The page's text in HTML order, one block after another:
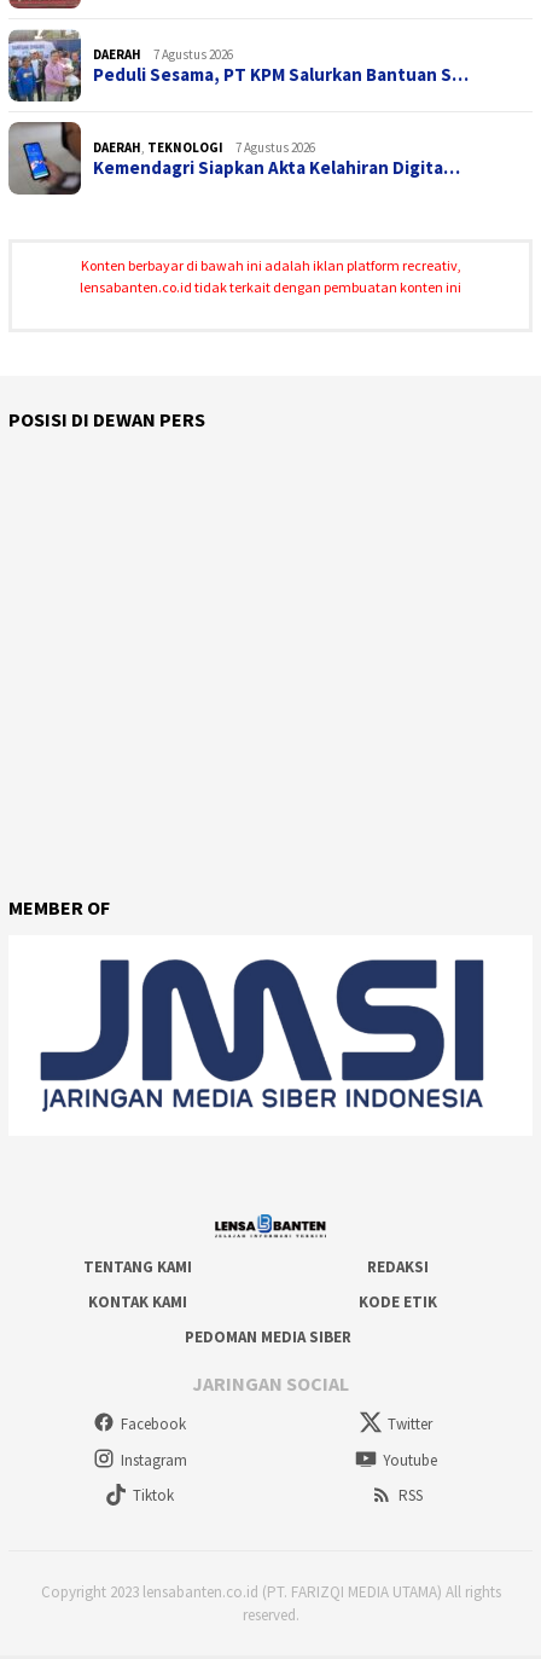
DAERAH 7 Agustus 2026
Peduli Sesama, PT KPM Salurkan Bantuan S…
DAERAH, TEKNOLOGI 7 Agustus 2026
Kemendagri Siapkan Akta Kelahiran Digita…
Konten berbayar di bawah ini adalah iklan platform recreativ,
lensabanten.co.id tidak terkait dengan pembuatan konten ini
POSISI DI DEWAN PERS
MEMBER OF
TENTANG KAMI
REDAKSI
KONTAK KAMI
KODE ETIK
PEDOMAN MEDIA SIBER
JARINGAN SOCIAL
Facebook
Twitter
Instagram
Youtube
Tiktok
RSS
Copyright 2023 lensabanten.co.id (PT. FARIZQI MEDIA UTAMA) All rights
reserved.